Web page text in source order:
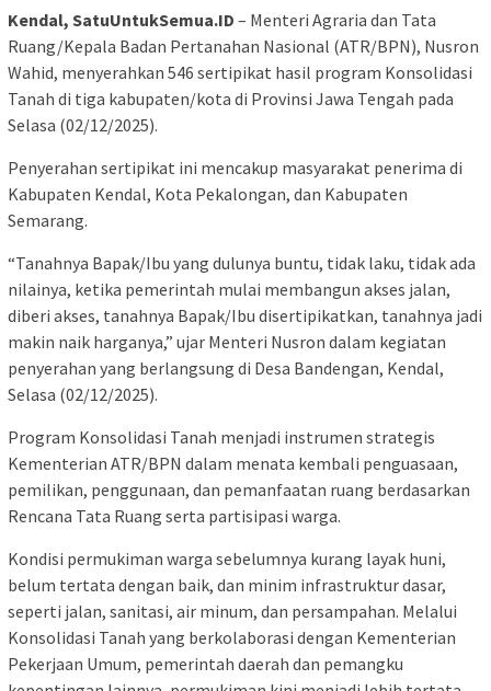
Kendal, SatuUntukSemua.ID – Menteri Agraria dan Tata
Ruang/Kepala Badan Pertanahan Nasional (ATR/BPN), Nusron
Wahid, menyerahkan 546 sertipikat hasil program Konsolidasi
Tanah di tiga kabupaten/kota di Provinsi Jawa Tengah pada
Selasa (02/12/2025).
Penyerahan sertipikat ini mencakup masyarakat penerima di
Kabupaten Kendal, Kota Pekalongan, dan Kabupaten
Semarang.
“Tanahnya Bapak/Ibu yang dulunya buntu, tidak laku, tidak ada
nilainya, ketika pemerintah mulai membangun akses jalan,
diberi akses, tanahnya Bapak/Ibu disertipikatkan, tanahnya jadi
makin naik harganya,” ujar Menteri Nusron dalam kegiatan
penyerahan yang berlangsung di Desa Bandengan, Kendal,
Selasa (02/12/2025).
Program Konsolidasi Tanah menjadi instrumen strategis
Kementerian ATR/BPN dalam menata kembali penguasaan,
pemilikan, penggunaan, dan pemanfaatan ruang berdasarkan
Rencana Tata Ruang serta partisipasi warga.
Kondisi permukiman warga sebelumnya kurang layak huni,
belum tertata dengan baik, dan minim infrastruktur dasar,
seperti jalan, sanitasi, air minum, dan persampahan. Melalui
Konsolidasi Tanah yang berkolaborasi dengan Kementerian
Pekerjaan Umum, pemerintah daerah dan pemangku